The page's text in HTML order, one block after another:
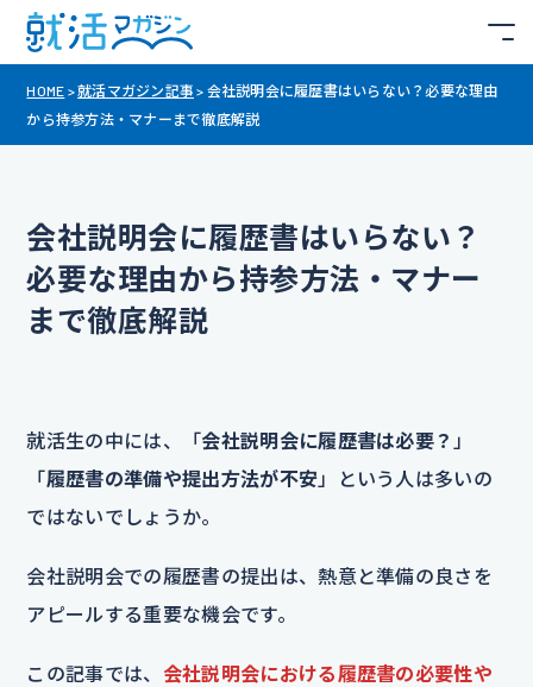
HOME >就活マガジン記事 > 会社説明会に履歴書はいらない？必要な理由
から持参方法・マナーまで徹底解説
会社説明会に履歴書はいらない？
必要な理由から持参方法・マナー
まで徹底解説
就活生の中には、「会社説明会に履歴書は必要？ 」
「履歴書の準備や提出方法が不安 」という人は多いの
ではないでしょうか。
会社説明会での履歴書の提出は、熱意と準備の良さを
アピールする重要な機会です。
この記事では、 会社説明会における履歴書の必要性や